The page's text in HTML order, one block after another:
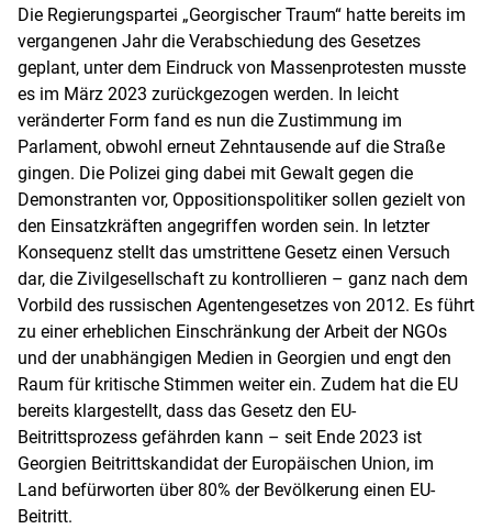
Die Regierungspartei „Georgischer Traum“ hatte bereits im
vergangenen Jahr die Verabschiedung des Gesetzes
geplant, unter dem Eindruck von Massenprotesten musste
es im März 2023 zurückgezogen werden. In leicht
veränderter Form fand es nun die Zustimmung im
Parlament, obwohl erneut Zehntausende auf die Straße
gingen. Die Polizei ging dabei mit Gewalt gegen die
Demonstranten vor, Oppositionspolitiker sollen gezielt von
den Einsatzkräften angegriffen worden sein. In letzter
Konsequenz stellt das umstrittene Gesetz einen Versuch
dar, die Zivilgesellschaft zu kontrollieren – ganz nach dem
Vorbild des russischen Agentengesetzes von 2012. Es führt
zu einer erheblichen Einschränkung der Arbeit der NGOs
und der unabhängigen Medien in Georgien und engt den
Raum für kritische Stimmen weiter ein. Zudem hat die EU
bereits klargestellt, dass das Gesetz den EU-
Beitrittsprozess gefährden kann – seit Ende 2023 ist
Georgien Beitrittskandidat der Europäischen Union, im
Land befürworten über 80% der Bevölkerung einen EU-
Beitritt.